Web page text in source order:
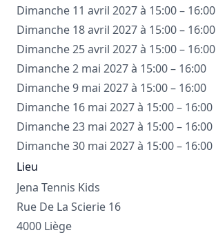
Dimanche 11 avril 2027 à 15:00 – 16:00
Dimanche 18 avril 2027 à 15:00 – 16:00
Dimanche 25 avril 2027 à 15:00 – 16:00
Dimanche 2 mai 2027 à 15:00 – 16:00
Dimanche 9 mai 2027 à 15:00 – 16:00
Dimanche 16 mai 2027 à 15:00 – 16:00
Dimanche 23 mai 2027 à 15:00 – 16:00
Dimanche 30 mai 2027 à 15:00 – 16:00
Lieu
Jena Tennis Kids
Rue De La Scierie 16
4000 Liège